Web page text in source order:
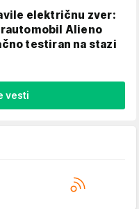
električnu zver:
Alieno
testiran na stazi
vesti